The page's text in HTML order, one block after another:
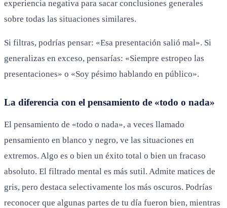
experiencia negativa para sacar conclusiones generales
sobre todas las situaciones similares.
Si filtras, podrías pensar: «Esa presentación salió mal». Si
generalizas en exceso, pensarías: «Siempre estropeo las
presentaciones» o «Soy pésimo hablando en público».
La diferencia con el pensamiento de «todo o nada»
El pensamiento de «todo o nada», a veces llamado
pensamiento en blanco y negro, ve las situaciones en
extremos. Algo es o bien un éxito total o bien un fracaso
absoluto. El filtrado mental es más sutil. Admite matices de
gris, pero destaca selectivamente los más oscuros. Podrías
reconocer que algunas partes de tu día fueron bien, mientras